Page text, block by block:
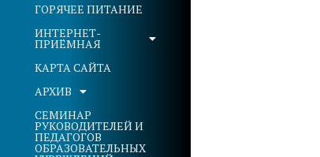
ГОРЯЧЕЕ ПИТАНИЕ
ИНТЕРНЕТ-
ПРИЁМНАЯ
КАРТА САЙТА
АРХИВ
СЕМИНАР
РУКОВОДИТЕЛЕЙ И
ПЕДАГОГОВ
ОБРАЗОВАТЕЛЬНЫХ